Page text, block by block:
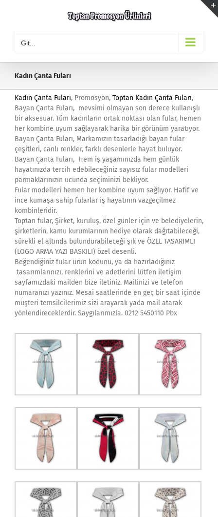
Git...
Kadın Çanta Fuları
Kadın Çanta Fuları, Promosyon, Toptan Kadın Çanta Fuları,
Bayan Çanta Fuları, mevsimi olmayan son derece kullanışlı
bir aksesuar. Tüm kadınların ortak noktası olan fular, hemen
her kombine uyum sağlayarak harika bir görünüm yaratıyor.
Bayan Çanta Fuları, Markamızın tasarladığı bayan fular
çeşitleri, canlı renkler, farklı desenlerle hayat buluyor.
Bayan Çanta Fuları, Hem iş yaşamınızda hem günlük
hayatınızda tercih edebileceğiniz sayısız fular modelleri
parmaklarınızın ucunda seçiminizi bekliyor.
Fular modelleri hemen her kombine uyum sağlıyor. Hafif ve
ince kumaşa sahip fularlar iş hayatının vazgeçilmez
kombinleridir.
Toptan fular, Şirket, kuruluş, özel günler için ve belediyelerin,
şirketlerin, kamu kurumlarının hediye olarak dağıtabileceği,
sürekli el altında bulundurabileceği şık ve ÖZEL TASARIMLI
(LOGO ARMA YAZI BASKILI) özel desenli.
Beğendiğiniz fular ürün kodunu, ya da hazırladığınız
tasarımlarınızı, renklerini ve adetlerini lütfen iletişim
sayfamızdaki mailden bize iletiniz. Mailinizi ve telefon
numaranızı yazınız. Mesai saatlerinde en geç bir saat içinde
müşteri temsilcilerimiz sizi arayarak yada mail atarak
yönlendireceklerdir. Saygılarımızla. 0212 5450110 Pbx